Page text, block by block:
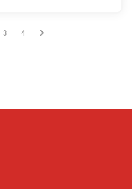
la pagesur la page
Vous êtes sur la page
3 Vous êtes sur la page
4